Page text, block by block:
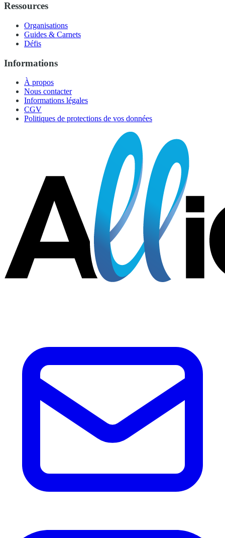
Ressources
Organisations
Guides & Carnets
Défis
Informations
À propos
Nous contacter
Informations légales
CGV
Politiques de protections de vos données